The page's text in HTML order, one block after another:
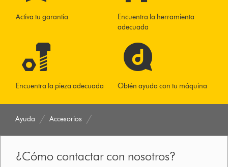
Activa tu garantía
Encuentra la herramienta
adecuada
Encuentra la pieza adecuada Obtén ayuda con tu máquina
Ayuda Accesorios
¿Cómo contactar con nosotros?